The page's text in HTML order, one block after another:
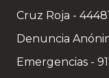
Cruz Roja -
Denuncia
Emergencias -